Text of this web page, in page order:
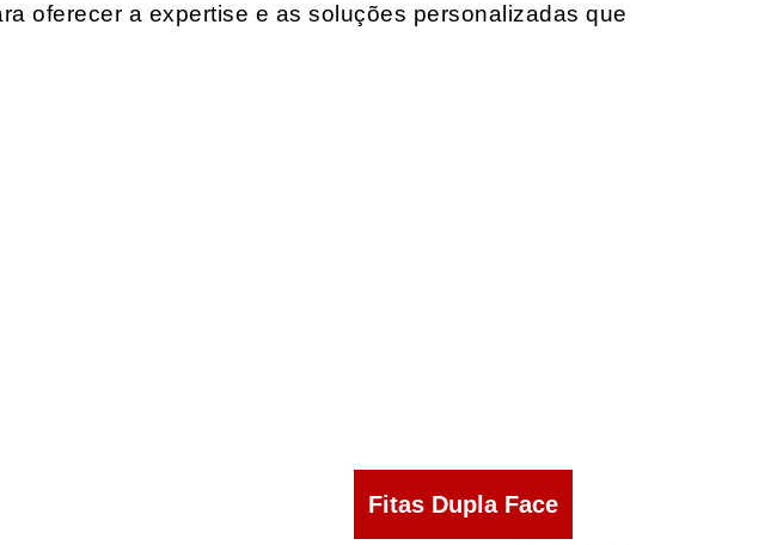
oferecer a expertise e as soluções personalizadas que
Fitas Dupla Face